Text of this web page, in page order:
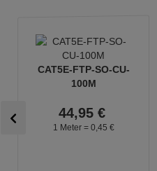
CAT5E-FTP-SO-CU-
100M
44,95 €
1 Meter = 0, 45 €